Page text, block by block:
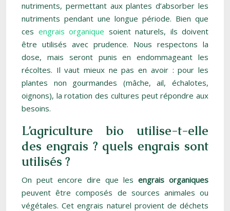
nutriments, permettant aux plantes d’absorber les
nutriments pendant une longue période. Bien que
ces engrais organique soient naturels, ils doivent
être utilisés avec prudence. Nous respectons la
dose, mais seront punis en endommageant les
récoltes. Il vaut mieux ne pas en avoir : pour les
plantes non gourmandes (mâche, ail, échalotes,
oignons), la rotation des cultures peut répondre aux
besoins.
L’agriculture bio utilise-t-elle
des engrais ? quels engrais sont
utilisés ?
On peut encore dire que les engrais organiques
peuvent être composés de sources animales ou
végétales. Cet engrais naturel provient de déchets